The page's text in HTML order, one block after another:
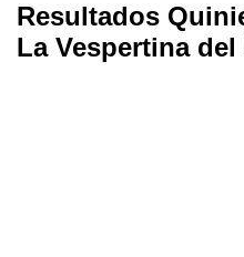
Resultados
La Vespertina